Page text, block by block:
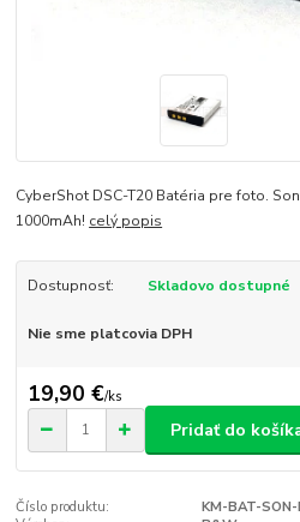
CyberShot DSC-T20 Batéria pre foto.
1000mAh! celý popis
Dostupnosť: Skladovo dostupné
Nie sme platcovia DPH
19,90 €/ks
Pridať do
Číslo produktu:
KM-BAT-